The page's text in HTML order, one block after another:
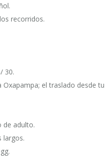
recorridos.
30.
el traslado desde
de adulto.
largos.